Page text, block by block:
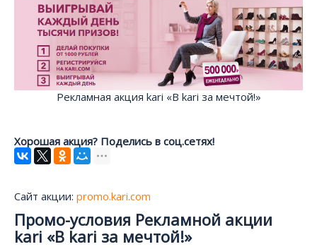
Вход
Рекламная акция kari «В kari за мечтой!»
Хорошая акция? Поделись в соц.сетях!
Сайт акции: promo.kari.com
Промо-условия Рекламной акции
kari «В kari за мечтой!»